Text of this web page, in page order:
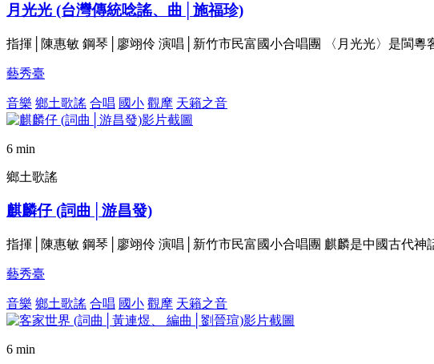
月光光 (台灣傳統唸謠、曲│施福珍)
指揮│陳惠敏 鋼琴│廖翊伶 演唱│新竹市民富國小合唱團 〈月光光〉是閩
藝秀臺
音樂 鄉土歌謠 合唱 國小 觀摩 天籟之音
6 min
鄉土歌謠
麒麟仔 (詞曲│游昌發)
指揮│陳惠敏 鋼琴│廖翊伶 演唱│新竹市民富國小合唱團 麒麟是中國古代
藝秀臺
音樂 鄉土歌謠 合唱 國小 觀摩 天籟之音
6 min